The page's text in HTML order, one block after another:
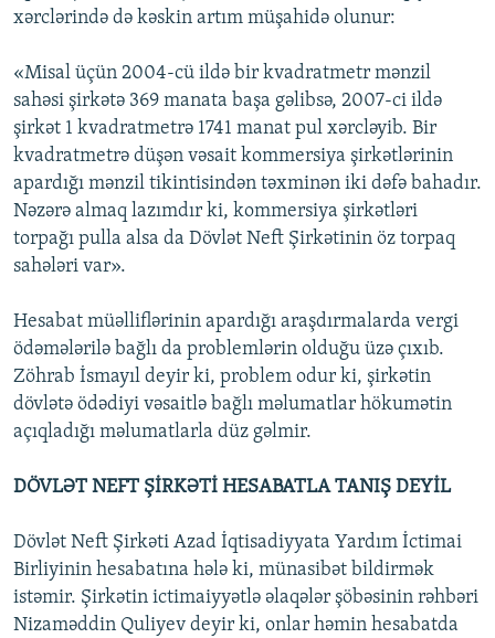
xərclərində də kəskin artım müşahidə olunur:
«Misal üçün 2004-cü ildə bir kvadratmetr mənzil
sahəsi şirkətə 369 manata başa gəlibsə, 2007-ci ildə
şirkət 1 kvadratmetrə 1741 manat pul xərcləyib. Bir
kvadratmetrə düşən vəsait kommersiya şirkətlərinin
apardığı mənzil tikintisindən təxminən iki dəfə bahadır.
Nəzərə almaq lazımdır ki, kommersiya şirkətləri
torpağı pulla alsa da Dövlət Neft Şirkətinin öz torpaq
sahələri var».
Hesabat müəlliflərinin apardığı araşdırmalarda vergi
ödəmələrilə bağlı da problemlərin olduğu üzə çıxıb.
Zöhrab İsmayıl deyir ki, problem odur ki, şirkətin
dövlətə ödədiyi vəsaitlə bağlı məlumatlar hökumətin
açıqladığı məlumatlarla düz gəlmir.
DÖVLƏT NEFT ŞİRKƏTİ HESABATLA TANIŞ DEYİL
Dövlət Neft Şirkəti Azad İqtisadiyyata Yardım İctimai
Birliyinin hesabatına hələ ki, münasibət bildirmək
istəmir. Şirkətin ictimaiyyətlə əlaqələr şöbəsinin rəhbəri
Nizaməddin Quliyev deyir ki, onlar həmin hesabatda